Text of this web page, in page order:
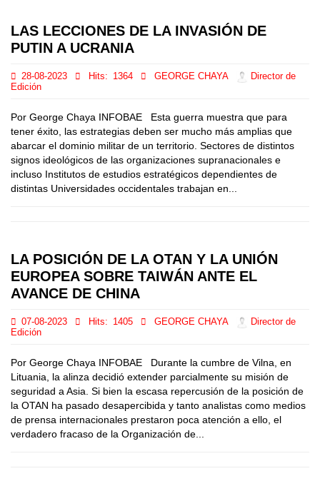
LAS LECCIONES DE LA INVASIÓN DE
PUTIN A UCRANIA
28-08-2023 Hits: 1364 GEORGE CHAYA
Director de
Edición
Por George Chaya INFOBAE Esta guerra muestra que para
tener éxito, las estrategias deben ser mucho más amplias que
abarcar el dominio militar de un territorio. Sectores de distintos
signos ideológicos de las organizaciones supranacionales e
incluso Institutos de estudios estratégicos dependientes de
distintas Universidades occidentales trabajan en...
LA POSICIÓN DE LA OTAN Y LA UNIÓN
EUROPEA SOBRE TAIWÁN ANTE EL
AVANCE DE CHINA
07-08-2023 Hits: 1405 GEORGE CHAYA
Director de
Edición
Por George Chaya INFOBAE Durante la cumbre de Vilna, en
Lituania, la alinza decidió extender parcialmente su misión de
seguridad a Asia. Si bien la escasa repercusión de la posición de
la OTAN ha pasado desapercibida y tanto analistas como medios
de prensa internacionales prestaron poca atención a ello, el
verdadero fracaso de la Organización de...